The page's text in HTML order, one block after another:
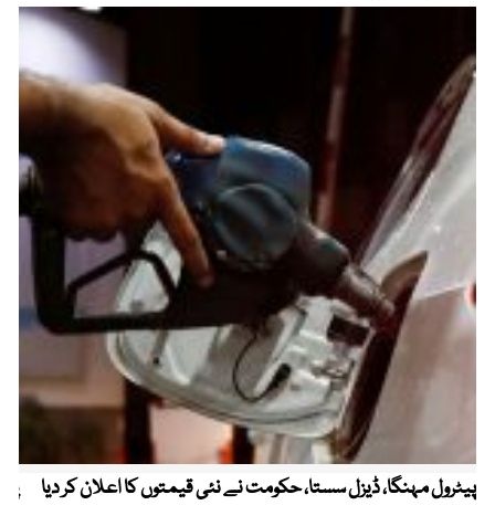
پیٹرول مہنگا، ڈیزل سستا، حکومت نے نئی قیمتوں کا اعلان کر دیا